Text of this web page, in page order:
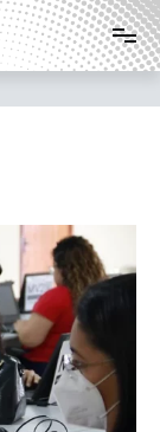
do